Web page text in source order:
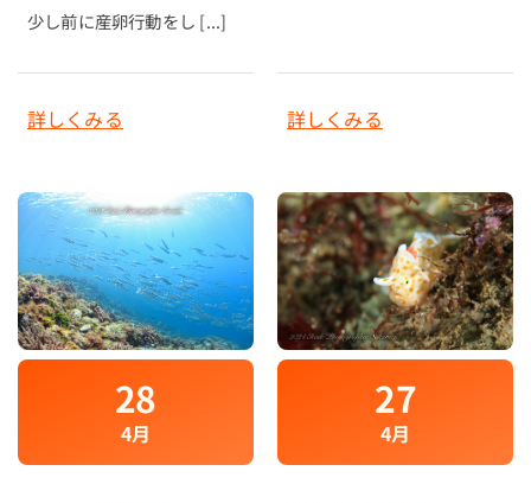
少し前に産卵行動をし [...]
詳しくみる 詳しくみる
28
4月
27
4月